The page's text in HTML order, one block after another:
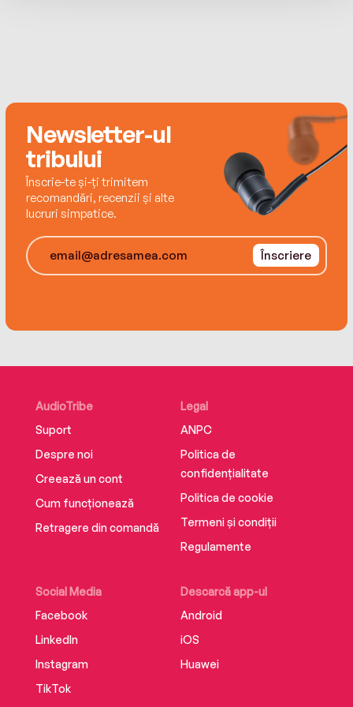
For Jimmy Thesiger in particular, the words
"Seven Dials" were to take on a new and chilling
significance. . . .
Newsletter-ul
tribului
Înscrie-te și-ți trimitem
recomandări, recenzii și alte
lucruri simpatice.
Înscriere
AudioTribe
Suport
Despre noi
Creează un cont
Cum funcționează
Retragere din comandă
Social Media
Facebook
LinkedIn
Instagram
TikTok
Descarcă app-ul
Android
iOS
Huawei
Legal
ANPC
Politica de
confidențialitate
Politica de cookie
Termeni și condiții
Regulamente